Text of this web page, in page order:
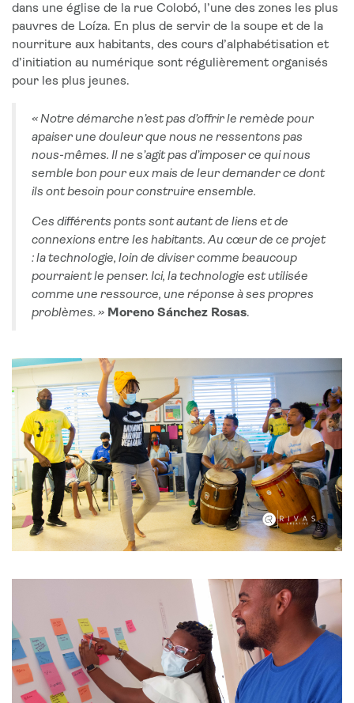
dans une église de la rue Colobó, l’une des zones les plus
pauvres de Loíza. En plus de servir de la soupe et de la
nourriture aux habitants, des cours d’alphabétisation et
d’initiation au numérique sont régulièrement organisés
pour les plus jeunes.
« Notre démarche n’est pas d’offrir le remède pour
apaiser une douleur que nous ne ressentons pas
nous-mêmes. Il ne s’agit pas d’imposer ce qui nous
semble bon pour eux mais de leur demander ce dont
ils ont besoin pour construire ensemble.
Ces différents ponts sont autant de liens et de
connexions entre les habitants. Au cœur de ce projet
: la technologie, loin de diviser comme beaucoup
pourraient le penser. Ici, la technologie est utilisée
comme une ressource, une réponse à ses propres
problèmes. » Moreno Sánchez Rosas.